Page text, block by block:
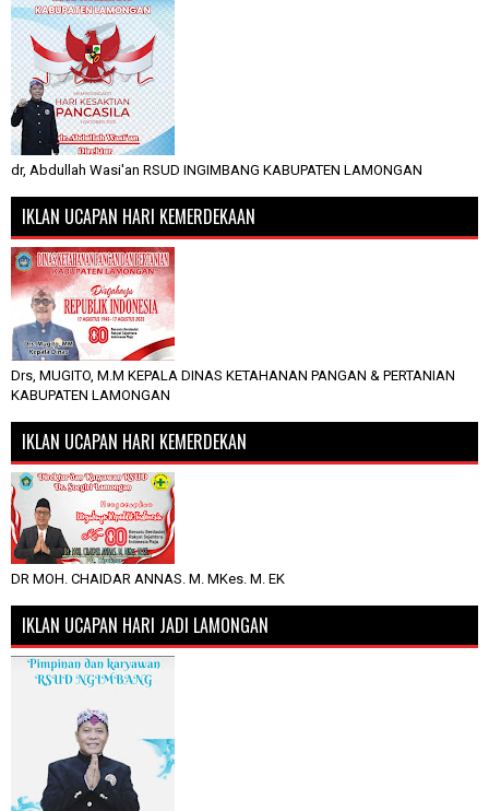
dr, Abdullah Wasi'an RSUD INGIMBANG KABUPATEN LAMONGAN
IKLAN UCAPAN HARI KEMERDEKAAN
Drs, MUGITO, M.M KEPALA DINAS KETAHANAN PANGAN & PERTANIAN
KABUPATEN LAMONGAN
IKLAN UCAPAN HARI KEMERDEKAN
DR MOH. CHAIDAR ANNAS. M. MKes. M. EK
IKLAN UCAPAN HARI JADI LAMONGAN